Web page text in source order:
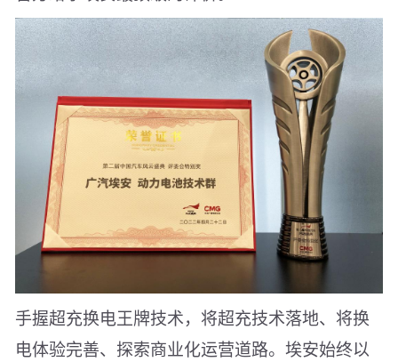
手握超充换电王牌技术，将超充技术落地、将换
电体验完善、探索商业化运营道路。埃安始终以